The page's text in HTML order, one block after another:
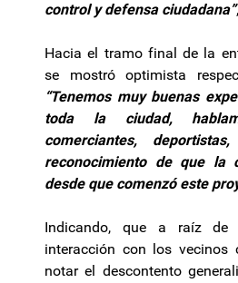
control y defensa ciudadana”
Hacia el tramo final de la
se mostró optimista
“Tenemos muy buenas
toda la ciudad,
comerciantes,
reconocimiento de que la
desde que comenzó este
Indicando, que a raíz de
interacción con los vecinos
notar el descontento